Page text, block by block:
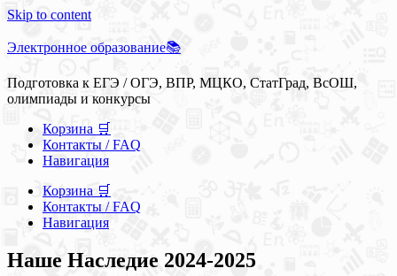
Skip to content
Электронное образование📚
Подготовка к ЕГЭ / ОГЭ, ВПР, МЦКО, СтатГрад, ВсОШ,
олимпиады и конкурсы
Корзина 🛒
Контакты / FAQ
Навигация
Корзина 🛒
Контакты / FAQ
Навигация
Наше Наследие 2024-2025